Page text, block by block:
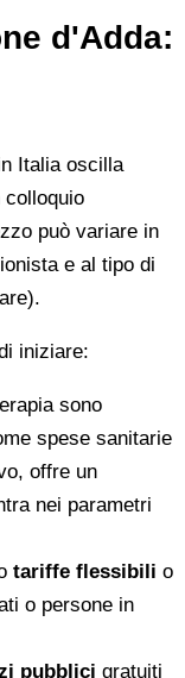
d'Adda:
Italia oscilla
colloquio
può variare in
e al tipo di
iniziare:
sono
spese sanitarie
offre un
nei parametri
tariffe flessibili o
o persone in
pubblici gratuiti